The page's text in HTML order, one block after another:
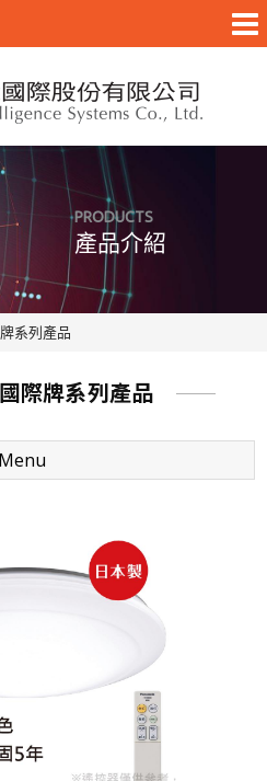
PRODUCTS
產品介紹
系列產品
際牌系列產品
Menu